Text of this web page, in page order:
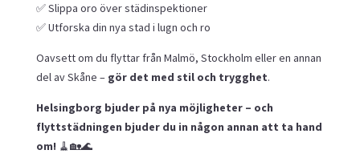
✅ Slippa oro över städinspektioner
✅ Utforska din nya stad i lugn och ro
Oavsett om du flyttar från Malmö, Stockholm eller en annan
del av Skåne – gör det med stil och trygghet.
Helsingborg bjuder på nya möjligheter – och
flyttstädningen bjuder du in någon annan att ta hand
om! 🧹🏡🌊